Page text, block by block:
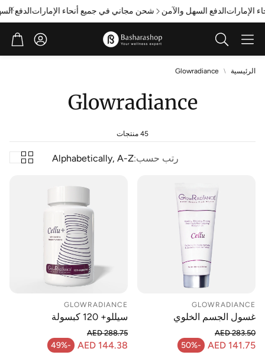
الدفع السهل والآمن شحن مجاني في جميع أنحاء الإماراتالدفع
ابحث
حساب
الرئيسية Glowradiance
Glowradiance
45 منتجات
رتب حسب:Alphabetically, A-Z
GLOWRADIANCE
غسول الجسم الخلوي
AED 141.75
-50% سعر البيع
السعر العادي
AED 283.50
GLOWRADIANCE
سيللو+ 120 كبسولة
AED 144.38
-49% سعر البيع
السعر العادي
AED 288.75